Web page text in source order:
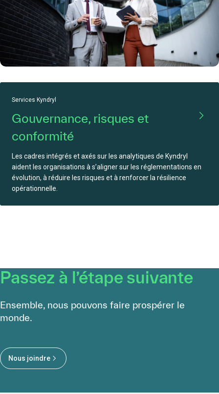
Services Kyndryl
Gouvernance, risques et
conformité
Les cadres intégrés et axés sur les analytiques de Kyndryl
aident les organisations à s’aligner sur les réglementations en
évolution, à réduire les risques et à renforcer la résilience
opérationnelle.
Passez à l’étape suivante
Ensemble, nous pouvons faire prospérer le
monde.
Nous joindre